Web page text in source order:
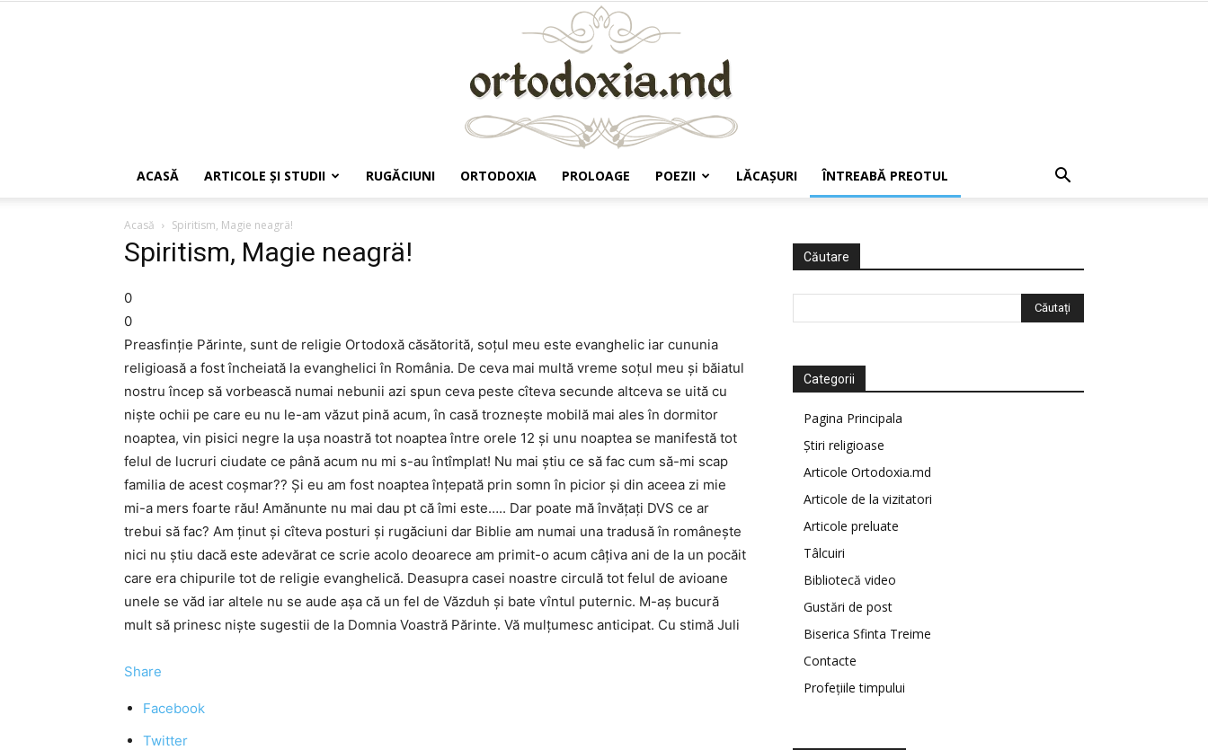
ACASĂ ARTICOLE ŞI STUDII RUGĂCIUNI ORTODOXIA PROLOAGE POEZII LĂCAŞURI ÎNTREABĂ PREOTUL
Acasă Spiritism, Magie neagrä!
Spiritism, Magie neagrä!
0
0
Preasfinție Părinte, sunt de religie Ortodoxă căsătorită, soțul meu este evanghelic iar cununia
religioasă a fost încheiată la evanghelici în România. De ceva mai multă vreme soțul meu și băiatul
nostru încep să vorbească numai nebunii azi spun ceva peste cîteva secunde altceva se uită cu
niște ochii pe care eu nu le-am văzut pină acum, în casă troznește mobilă mai ales în dormitor
noaptea, vin pisici negre la ușa noastră tot noaptea între orele 12 și unu noaptea se manifestă tot
felul de lucruri ciudate ce până acum nu mi s-au întîmplat! Nu mai știu ce să fac cum să-mi scap
familia de acest coșmar?? Și eu am fost noaptea înțepată prin somn în picior și din aceea zi mie
mi-a mers foarte rău! Amănunte nu mai dau pt că îmi este….. Dar poate mă învățați DVS ce ar
trebui să fac? Am ținut și cîteva posturi și rugăciuni dar Biblie am numai una tradusă în românește
nici nu știu dacă este adevărat ce scrie acolo deoarece am primit-o acum câțiva ani de la un pocăit
care era chipurile tot de religie evanghelică. Deasupra casei noastre circulă tot felul de avioane
unele se văd iar altele nu se aude așa că un fel de Văzduh și bate vîntul puternic. M-aș bucură
mult să prinesc niște sugestii de la Domnia Voastră Părinte. Vă mulțumesc anticipat. Cu stimă Juli
Share
Facebook
Twitter
Căutare
Categorii
Pagina Principala
Știri religioase
Articole Ortodoxia.md
Articole de la vizitatori
Articole preluate
Tâlcuiri
Bibliotecă video
Gustări de post
Biserica Sfinta Treime
Contacte
Profețiile timpului